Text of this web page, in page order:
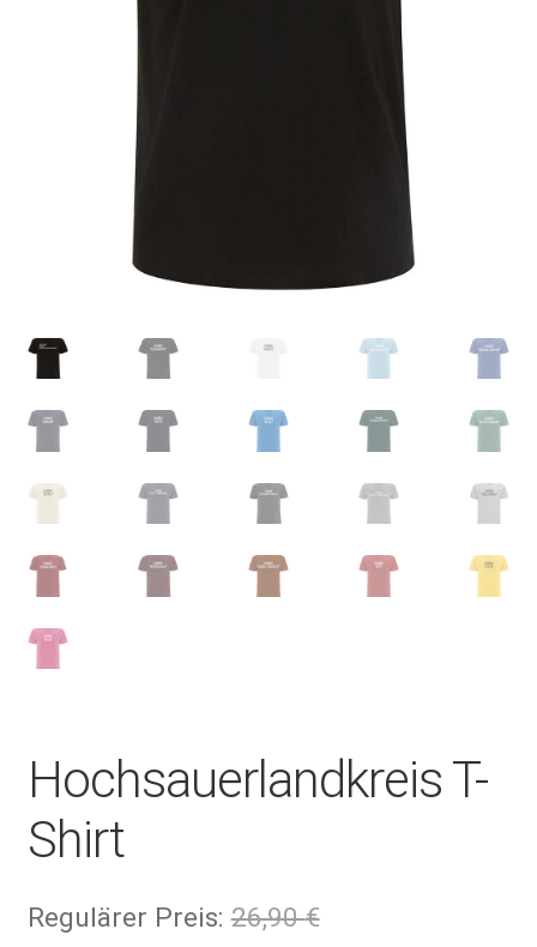
Hochsauerlandkreis T-
Shirt
Regulärer Preis: 26,90€Ursprünglicher